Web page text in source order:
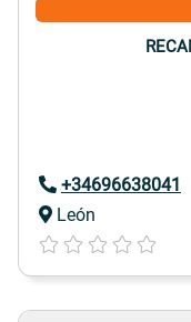
+34696638041
León